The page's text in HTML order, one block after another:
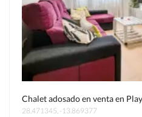
Chalet adosado en venta en
28.471345, -13.869377